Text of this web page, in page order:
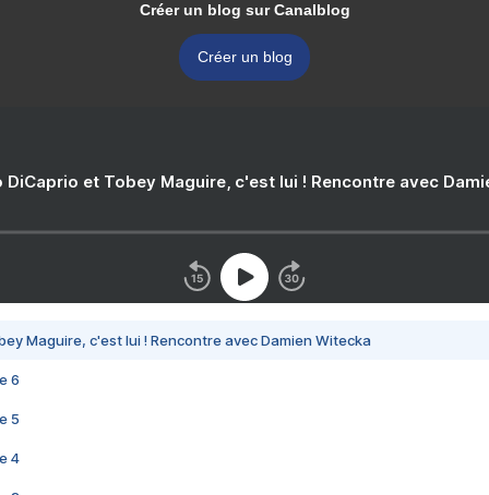
Créer un blog sur Canalblog
Créer un blog
DiCaprio et Tobey Maguire, c'est lui ! Rencontre avec
Maguire, c'est lui ! Rencontre avec Damien Witecka
6
5
4